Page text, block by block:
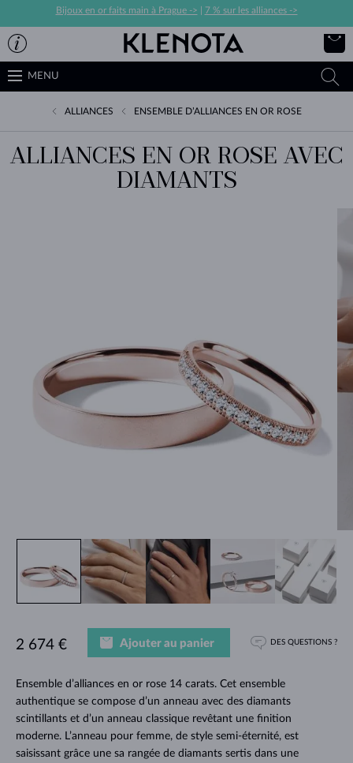
Bijoux en or faits main à Prague -> 7 % sur les alliances ->
MENU
ALLIANCES ENSEMBLE D’ALLIANCES EN OR ROSE
ALLIANCES EN OR ROSE AVEC
DIAMANTS
Ensemble d’alliances en or rose 14 carats. Cet ensemble
authentique se compose d’un anneau avec des diamants
scintillants et d’un anneau classique revêtant une finition
moderne. L’anneau pour femme, de style semi-éternité, est
saisissant grâce une sa rangée de diamants sertis dans une
2 674 € Ajouter au panier DES QUESTIONS ?